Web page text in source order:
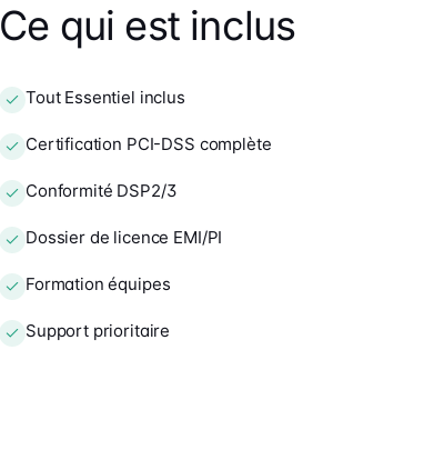
Ce qui est inclus
Tout Essentiel inclus
Certification PCI-DSS complète
Conformité DSP2/3
Dossier de licence EMI/PI
Formation équipes
Support prioritaire